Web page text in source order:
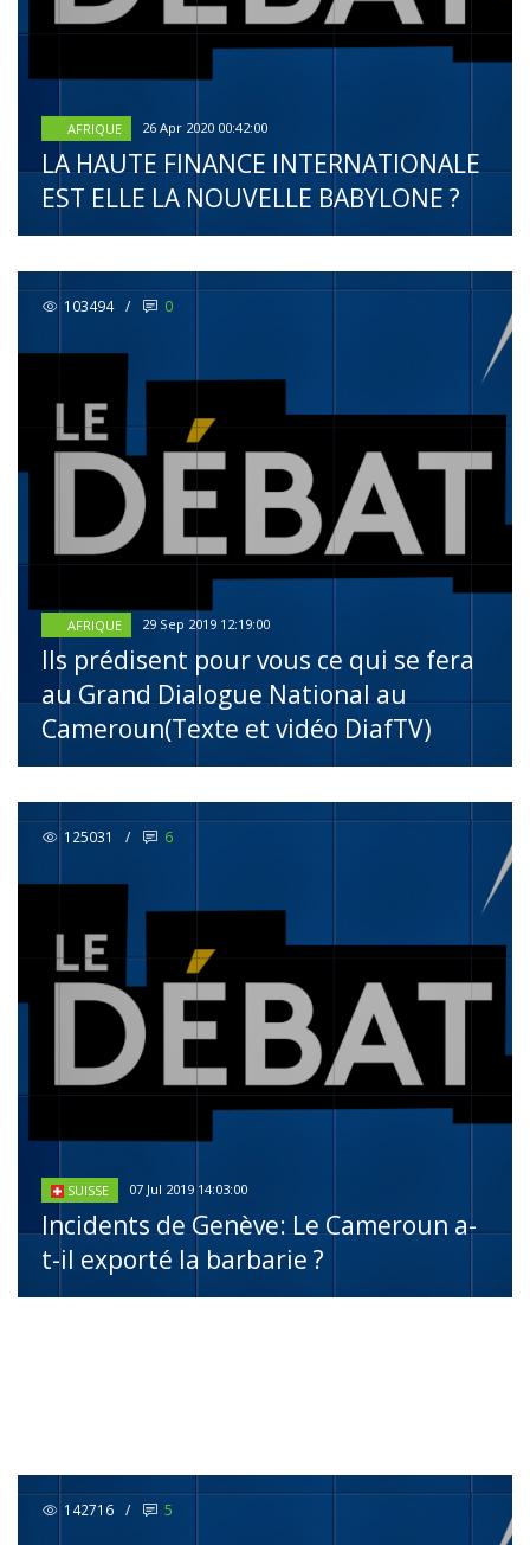
AFRIQUE 26 Apr 2020 00:42:00
LA HAUTE FINANCE INTERNATIONALE
EST ELLE LA NOUVELLE BABYLONE ?
103494 / 0
AFRIQUE 29 Sep 2019 12:19:00
Ils prédisent pour vous ce qui se fera
au Grand Dialogue National au
Cameroun(Texte et vidéo DiafTV)
125031 / 6
SUISSE 07 Jul 2019 14:03:00
Incidents de Genève: Le Cameroun a-
t-il exporté la barbarie ?
142716 / 5